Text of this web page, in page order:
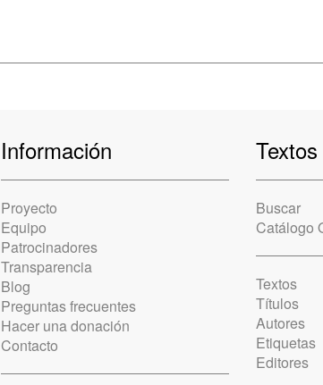
Información
Proyecto
Equipo
Patrocinadores
Transparencia
Blog
Preguntas frecuentes
Hacer una donación
Contacto
Textos
Buscar
Catálogo
Textos
Títulos
Autores
Etiquetas
Editores